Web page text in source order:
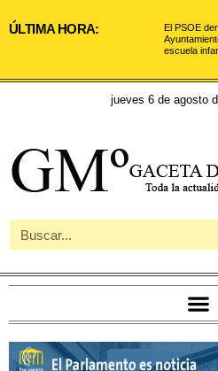
ÚLTIMA HORA:
El PSOE
escuela
jueves 6 de agosto